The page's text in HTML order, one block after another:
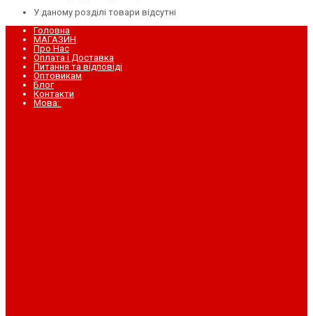
У даному розділі товари відсутні
Головна
МАГАЗИН
Про Нас
Оплата і Доставка
Питання та відповіді
Оптовикам
Блог
Контакти
Мова: